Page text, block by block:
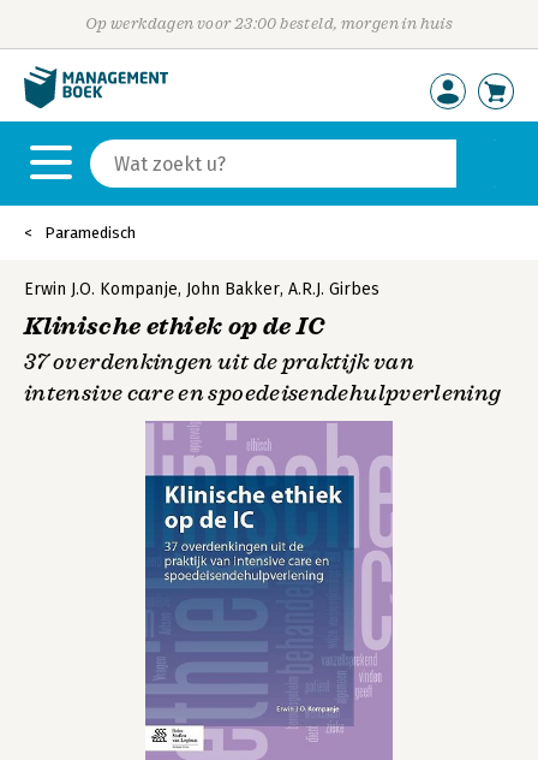
Op werkdagen voor 23:00 besteld, morgen in huis
Paramedisch
Erwin J.O. Kompanje, John Bakker, A.R.J. Girbes
Klinische ethiek op de IC
37 overdenkingen uit de praktijk van
intensive care en spoedeisendehulpverlening